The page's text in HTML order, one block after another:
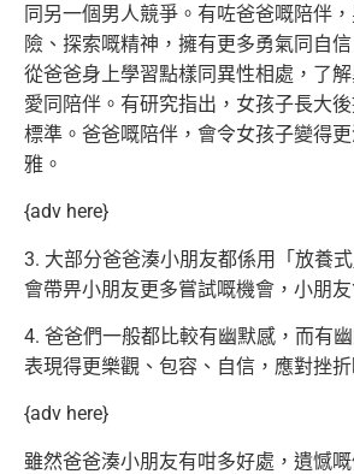
同另一個男人競爭。有咗爸爸嘅陪伴
險、探索嘅精神，擁有更多勇氣同自
從爸爸身上學習點樣同異性相處，了
愛同陪伴。有研究指出，女孩子長大
標準。爸爸嘅陪伴，會令女孩子變得
雅。
{adv here}
3. 大部分爸爸湊小朋友都係用「放養
會帶畀小朋友更多嘗試嘅機會，小朋
4. 爸爸們一般都比較有幽默感，而有
表現得更樂觀、包容、自信，應對挫
{adv here}
雖然爸爸湊小朋友有咁多好處，遺憾